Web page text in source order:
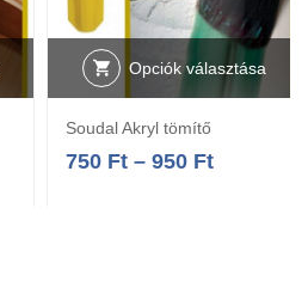
Opciók választása
Soudal Akryl tömítő
750 Ft – 950 Ft